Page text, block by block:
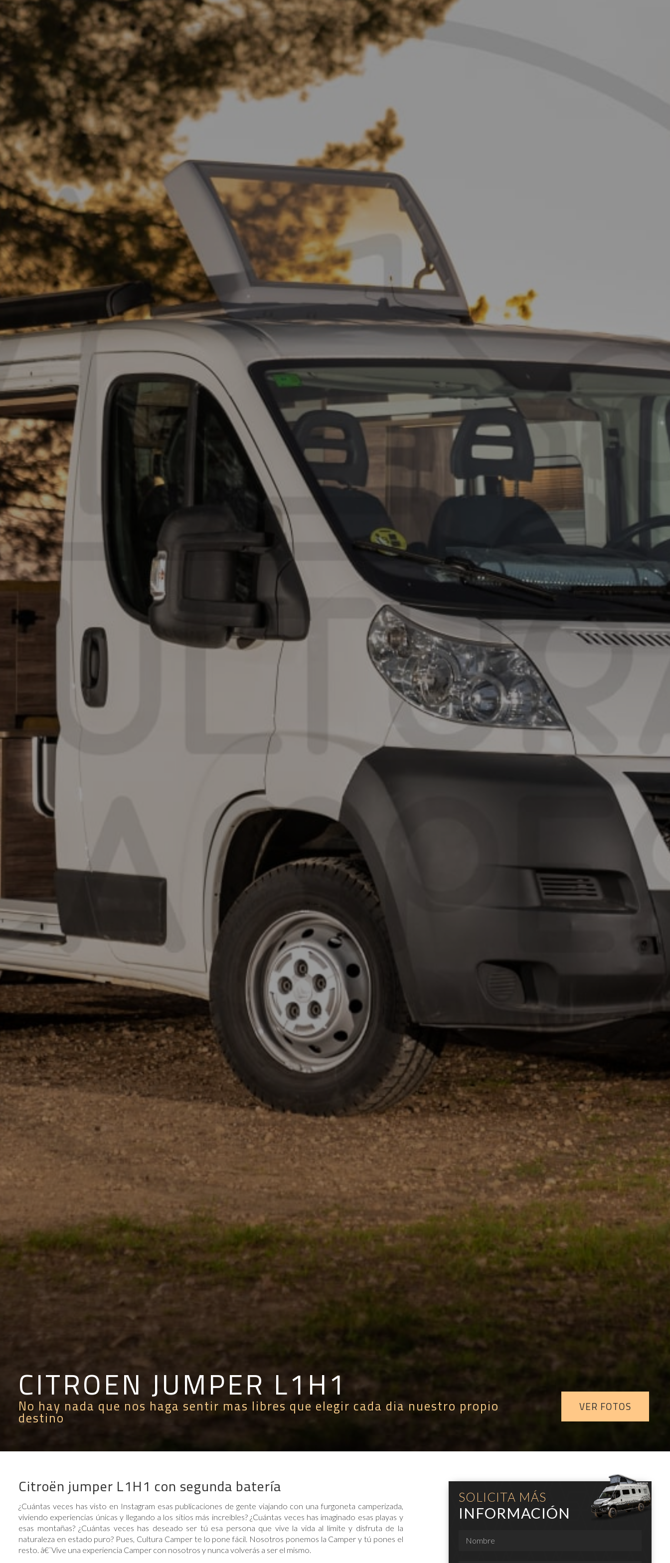
CITROEN JUMPER L1H1
No hay nada que nos haga sentir mas libres que elegir cada dia nuestro propio
destino VER FOTOS
Citroën jumper L1H1 con segunda batería
¿Cuántas veces has visto en Instagram esas publicaciones de gente viajando con una furgoneta camperizada,
viviendo experiencias únicas y llegando a los sitios más increíbles? ¿Cuántas veces has imaginado esas playas y
esas montañas? ¿Cuántas veces has deseado ser tú esa persona que vive la vida al límite y disfruta de la
naturaleza en estado puro? Pues, Cultura Camper te lo pone fácil. Nosotros ponemos la Camper y tú pones el
resto. â€¨Vive una experiencia Camper con nosotros y nunca volverás a ser el mismo.
SOLICITA MÁS
INFORMACIÓN